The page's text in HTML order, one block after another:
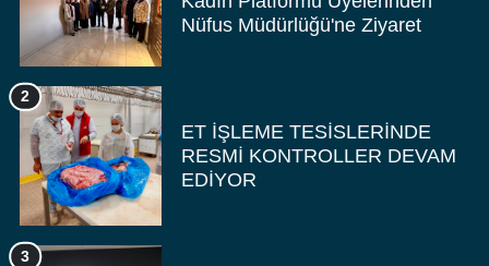
Nüfus Müdürlüğü'ne Ziyaret
ET İŞLEME TESİSLERİNDE
RESMİ KONTROLLER DEVAM
EDİYOR
2
3